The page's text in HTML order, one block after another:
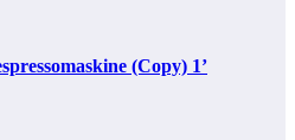
(Copy) 1’